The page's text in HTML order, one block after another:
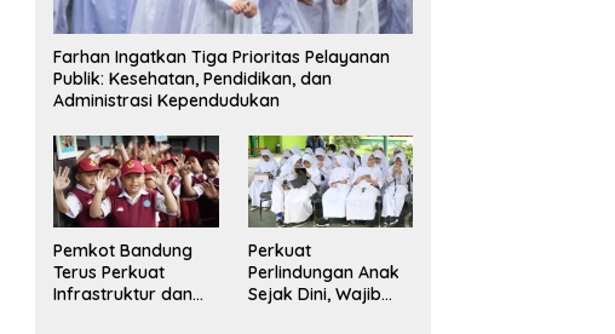
Farhan Ingatkan Tiga Prioritas Pelayanan
Publik: Kesehatan, Pendidikan, dan
Administrasi Kependudukan
Pemkot Bandung
Terus Perkuat
Infrastruktur dan
Perkuat
Perlindungan Anak
Sejak Dini, Wajib